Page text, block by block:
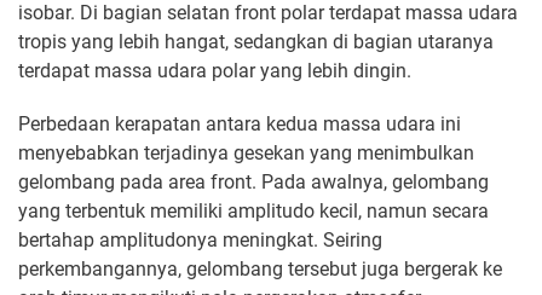
isobar. Di bagian selatan front polar terdapat massa udara
tropis yang lebih hangat, sedangkan di bagian utaranya
terdapat massa udara polar yang lebih dingin.
Perbedaan kerapatan antara kedua massa udara ini
menyebabkan terjadinya gesekan yang menimbulkan
gelombang pada area front. Pada awalnya, gelombang
yang terbentuk memiliki amplitudo kecil, namun secara
bertahap amplitudonya meningkat. Seiring
perkembangannya, gelombang tersebut juga bergerak ke